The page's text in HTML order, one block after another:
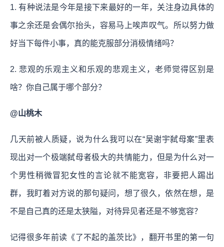
1. 有种说法是今年是接下来最好的一年，关注身边具体的
事之余还是会偶尔抬头，容易马上唉声叹气。所以努力做
好当下每件小事，真的能克服部分消极情绪吗？
2. 悲观的乐观主义和乐观的悲观主义，老师觉得区别是
啥？你自己属于哪个部分？
@山桃木
几天前被人质疑，说为什么我可以在“吴谢宇弑母案”里表
现出对一个极端弑母者极大的共情能力，但是为什么对一
个男性稍微冒犯女性的言论就不能宽容，非要把人踢出
群，我盯着对方说的那句疑问，想了很久，依然在想，是
不是自己真的还是太狭隘，对待异见者还是不够宽容？
记得很多年前读《了不起的盖茨比》，翻开书里的第一句